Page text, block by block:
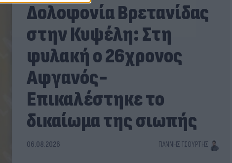
Δολοφονία Βρετανίδας
στην Κυψέλη: Στη
φυλακή ο 26χρονος
Αφγανός-
Επικαλέστηκε το
δικαίωμα της σιωπής
06.08.2026 ΓΙΆΝΝΗΣ ΤΣΟΎΡΤΗΣ